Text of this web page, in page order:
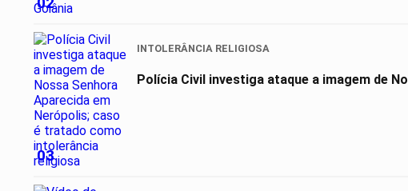
03
INTOLERÂNCIA RELIGIOSA
Polícia Civil investiga ataque a imagem de